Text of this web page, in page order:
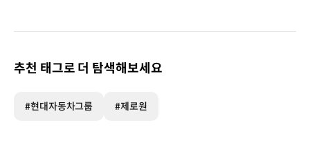
추천 태그로 더 탐색해보세요
#현대자동차그룹 #제로원